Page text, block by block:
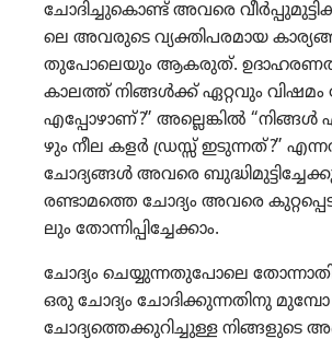
ചോദി​ച്ചു​കൊണ്ട്‌ അവരെ
ലെ അവരുടെ വ്യക്തി​പ​ര​മായ
തു​പോ​ലെ​യും ആകരുത്‌.
കാലത്ത്‌ നിങ്ങൾക്ക്‌ ഏറ്റവും
എപ്പോ​ഴാണ്‌?” അല്ലെങ്കിൽ
ഴും നീല കളർ ഡ്രസ്സ്‌ ഇടുന്നത്‌?”
ചോദ്യ​ങ്ങൾ അവരെ
രണ്ടാമത്തെ ചോദ്യം അവരെ
ലും തോന്നി​പ്പി​ച്ചേ​ക്കാം.
ചോദ്യം ചെയ്യു​ന്ന​തു​പോ​ലെ
ഒരു ചോദ്യം ചോദി​ക്കു​ന്ന​തി​നു
ചോദ്യ​ത്തെ​ക്കു​റി​ച്ചുള്ള നിങ്ങളു​ടെ